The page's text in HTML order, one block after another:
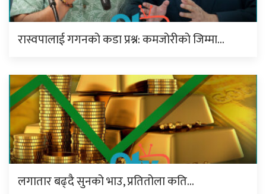
रास्वपालाई गगनको कडा प्रश्न: कमजोरीको जिम्मा…
लगातार बढ्दै सुनको भाउ, प्रतितोला कति…